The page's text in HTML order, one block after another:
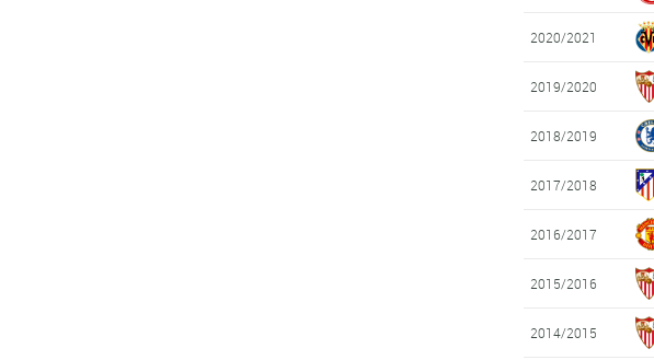
2020/2021
2019/2020
2018/2019
2017/2018
2016/2017
2015/2016
2014/2015